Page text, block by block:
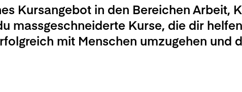
Kursangebot in den Bereichen Arbeit,
massgeschneiderte Kurse, die dir
mit Menschen umzugehen und